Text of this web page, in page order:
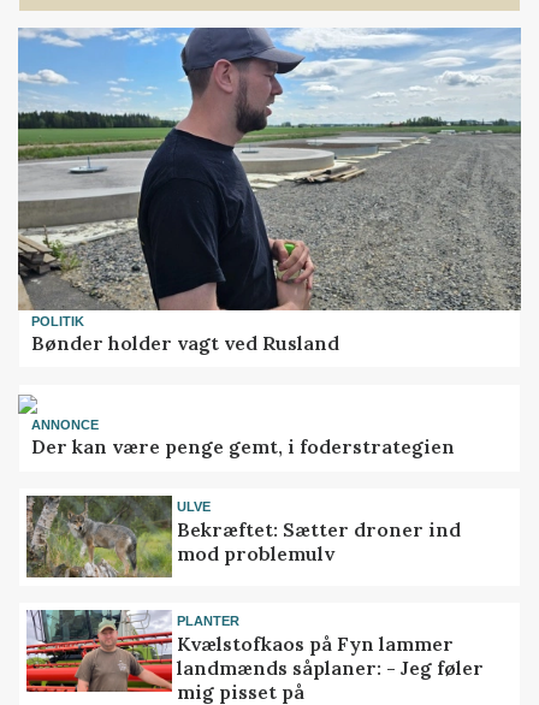
POLITIK
Bønder holder vagt ved Rusland
ANNONCE
Der kan være penge gemt, i foderstrategien
ULVE
Bekræftet: Sætter droner ind
mod problemulv
PLANTER
Kvælstofkaos på Fyn lammer
landmænds såplaner: - Jeg føler
mig pisset på